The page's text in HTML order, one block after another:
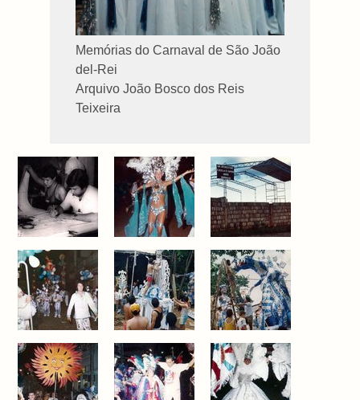
Memórias do Carnaval de São João
del-Rei
Arquivo João Bosco dos Reis
Teixeira